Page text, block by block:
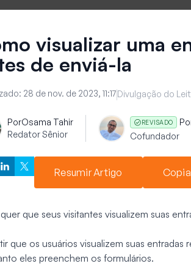
visualizar uma
de enviá-la
28 de nov. de 2023, 11:17Divulgação do
PorOsama Tahir
Redator Sênior
REVISADO
Cofundador
Resumir Artigo
que seus visitantes visualizem suas
que os usuários visualizem suas
eles preenchem os formulários.